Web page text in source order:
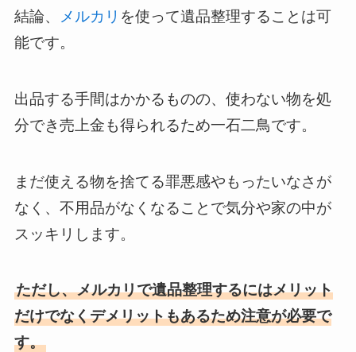
結論、 メルカリ を使って遺品整理することは可
能です。
出品する手間はかかるものの、使わない物を処
分でき売上金も得られるため一石二鳥です。
まだ使える物を捨てる罪悪感やもったいなさが
なく、不用品がなくなることで気分や家の中が
スッキリします。
ただし、メルカリで遺品整理するにはメリット
だけでなくデメリットもあるため注意が必要で
す。